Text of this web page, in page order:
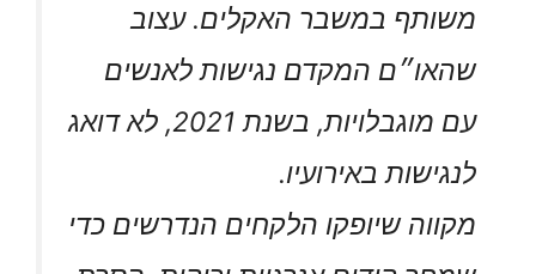
משותף במשבר האקלים. עצוב
שהאו״ם המקדם נגישות לאנשים
עם מוגבלויות, בשנת 2021, לא דואג
לנגישות באירועיו.
מקווה שיופקו הלקחים הנדרשים כדי